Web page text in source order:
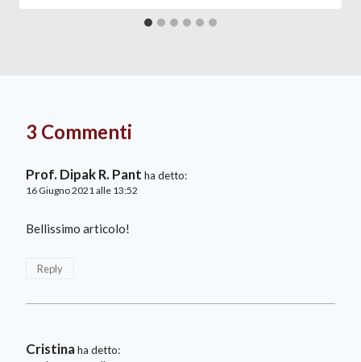
3 Commenti
Prof. Dipak R. Pant ha detto:
16 Giugno 2021 alle 13:52
Bellissimo articolo!
Reply
Cristinaha detto: